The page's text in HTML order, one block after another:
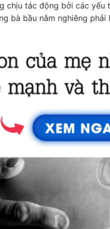
chịu tác động bởi các yếu
bà bầu nằm nghiêng